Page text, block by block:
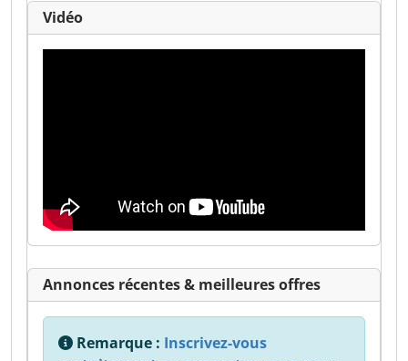
Vidéo
Annonces récentes & meilleures offres
Remarque : Inscrivez-vous